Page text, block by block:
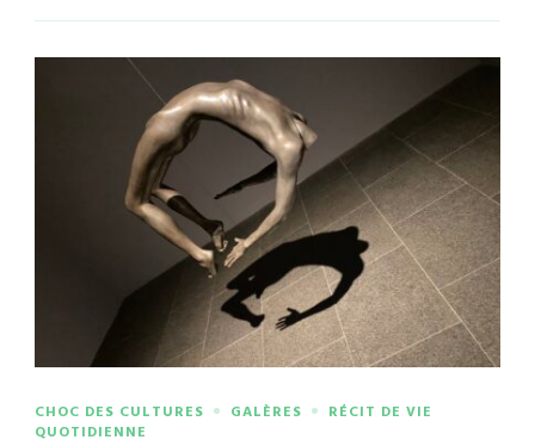
CHOC DES CULTURES GALÈRES
RÉCIT DE VIE
QUOTIDIENNE